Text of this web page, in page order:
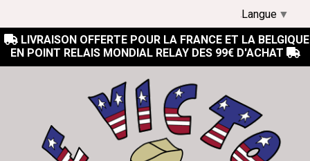
 LIVRAISON OFFERTE POUR LA FRANCE ET LA BELGIQUE
EN POINT RELAIS MONDIAL RELAY DES 99€ D'ACHAT 
Langue ▼